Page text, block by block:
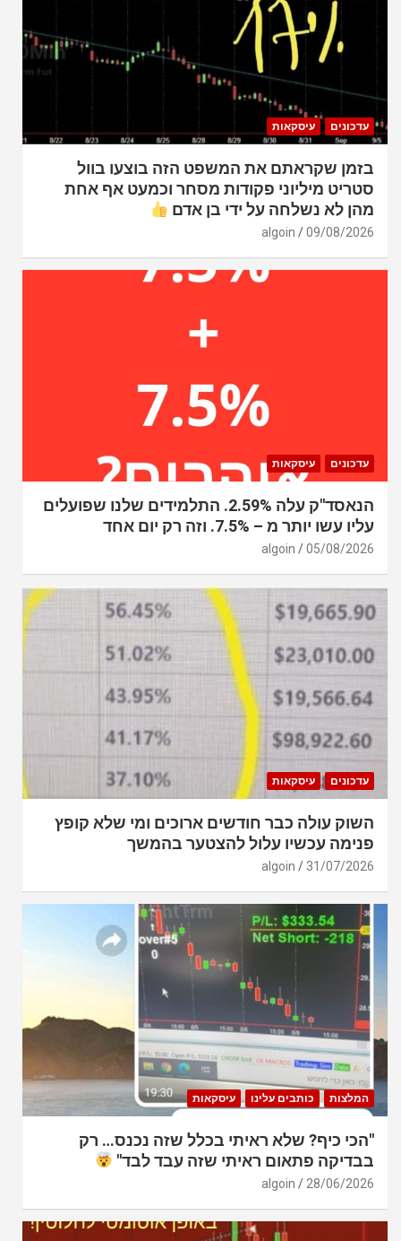
עדכונים עיסקאות
בזמן שקראתם את המשפט הזה בוצעו בוול
סטריט מיליוני פקודות מסחר וכמעט אף אחת
מהן לא נשלחה על ידי בן אדם
09/08/2026
algoin
עדכונים עיסקאות
הנאסד"ק עלה 2.59%. התלמידים שלנו שפועלים
עליו עשו יותר מ – 7.5%. וזה רק יום אחד
05/08/2026
algoin
עדכונים עיסקאות
השוק עולה כבר חודשים ארוכים ומי שלא קופץ
פנימה עכשיו עלול להצטער בהמשך
31/07/2026
algoin
המלצות כותבים עלינו עיסקאות
"הכי כיף? שלא ראיתי בכלל שזה נכנס… רק
בבדיקה פתאום ראיתי שזה עבד לבד"
28/06/2026
algoin